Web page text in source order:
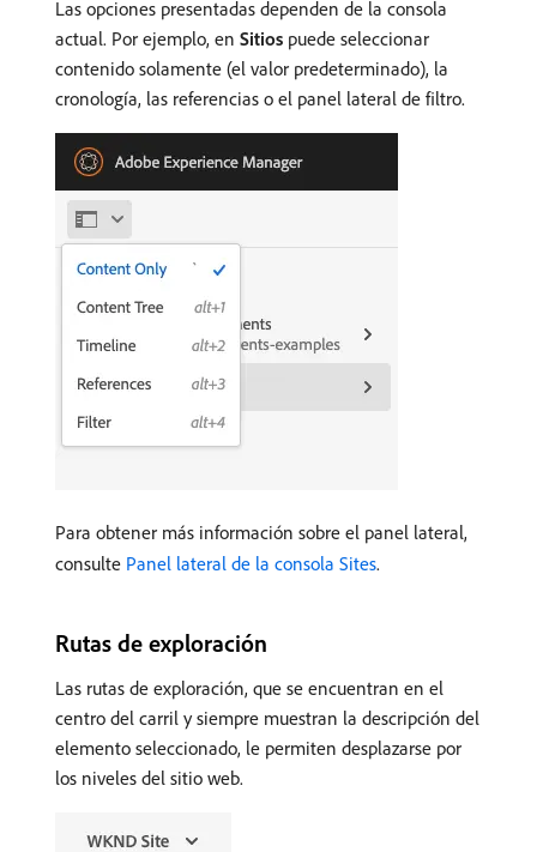
Las opciones presentadas dependen de la consola
actual. Por ejemplo, en Sitios puede seleccionar
contenido solamente (el valor predeterminado), la
cronología, las referencias o el panel lateral de filtro.
Para obtener más información sobre el panel lateral,
consulte Panel lateral de la consola Sites.
Rutas de exploración
Las rutas de exploración, que se encuentran en el
centro del carril y siempre muestran la descripción del
elemento seleccionado, le permiten desplazarse por
los niveles del sitio web.